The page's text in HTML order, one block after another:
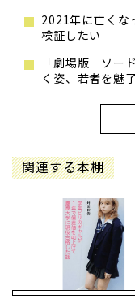
2021年に亡く
検証したい
「劇場版 ソー
く姿、若者を魅了
関連する本棚